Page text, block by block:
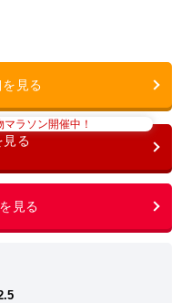
マラソン開催中！